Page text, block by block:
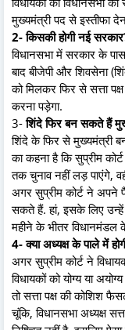
मुख्यमंत्री पद से इस्तीफा
2- किसकी होगी नई
विधानसभा में सरकार के
बाद बीजेपी और शिवसेना
को मिलकर फिर से सत्ता
करना पड़ेगा.
3-शिंदे फिर बन सकते हैं
शिंदे के फिर से मुख्यमंत्री
का कहना है कि सुप्रीम
तक चुनाव नहीं लड़ पाएंगे,
अगर सुप्रीम कोर्ट ने अपने
सकते हैं. हां, इसके लिए
महीने के भीतर
4- क्या अध्यक्ष के पाले में
अगर सुप्रीम कोर्ट ने
विधायकों को योग्य या
तो सत्ता पक्ष की कोशिश
चूंकि, विधानसभा अध्यक्ष